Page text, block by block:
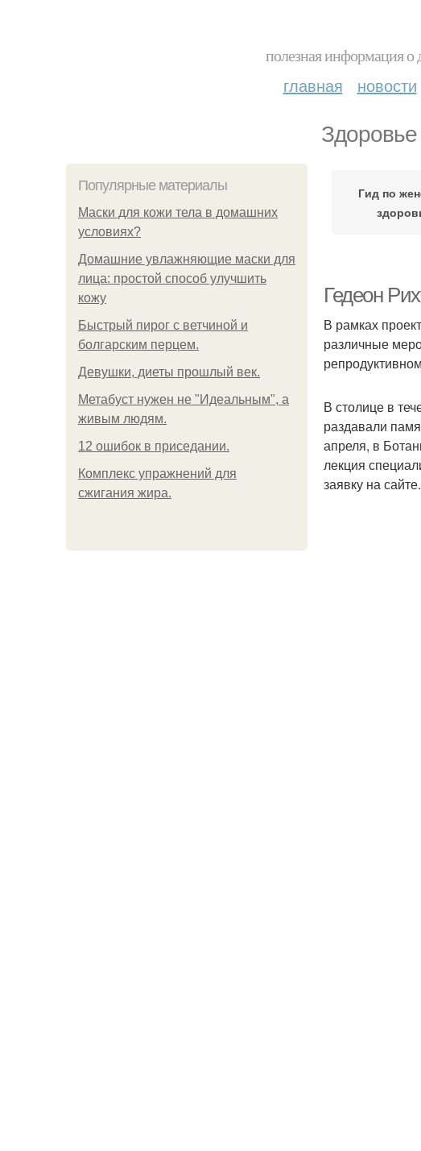
полезная информация о
главная новости
Популярные материалы
Маски для кожи тела в домашних
условиях?
Домашние увлажняющие маски для
лица: простой способ улучшить
кожу
Быстрый пирог с ветчиной и
болгарским перцем.
Девушки, диеты прошлый век.
Метабуст нужен не "Идеальным", а
живым людям.
12 ошибок в приседании.
Комплекс упражнений для
сжигания жира.
Гид по
Гедеон
В рамках
различные
В столице в
раздавали
апреля, в
лекция
заявку на сайте.